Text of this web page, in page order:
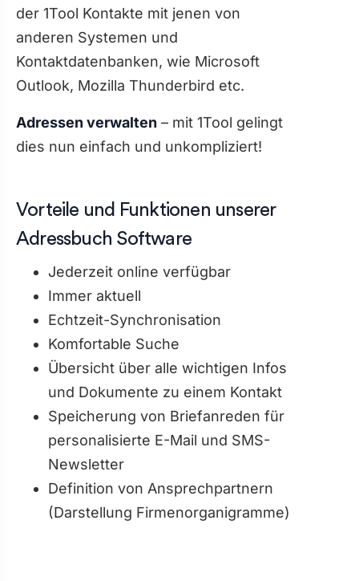
der 1Tool Kontakte mit jenen von
anderen Systemen und
Kontaktdatenbanken, wie Microsoft
Outlook, Mozilla Thunderbird etc.
Adressen verwalten – mit 1Tool gelingt
dies nun einfach und unkompliziert!
Vorteile und Funktionen unserer
Adressbuch Software
Jederzeit online verfügbar
Immer aktuell
Echtzeit-Synchronisation
Komfortable Suche
Übersicht über alle wichtigen Infos
und Dokumente zu einem Kontakt
Speicherung von Briefanreden für
personalisierte E-Mail und SMS-
Newsletter
Definition von Ansprechpartnern
(Darstellung Firmenorganigramme)